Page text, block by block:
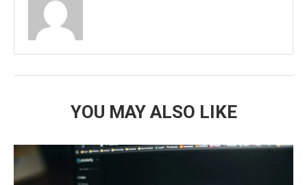
YOU MAY ALSO LIKE